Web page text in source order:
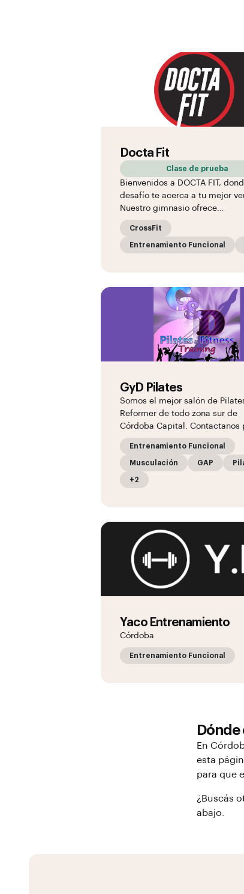
Docta Fit
Clase de prueba
Bienvenidos a DOCTA FIT,
desafío te acerca a tu mejor
Nuestro gimnasio ofrece…
CrossFit
Entrenamiento Funcional
GyD Pilates
Somos el mejor salón de
Reformer de todo zona sur de
Córdoba Capital. Contactanos
Entrenamiento Funcional
Musculación GAP
+2
Yaco Entrenamiento
Córdoba
Entrenamiento Funcional
En
esta
para que
¿Buscás
abajo.